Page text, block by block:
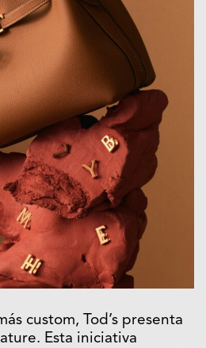
custom, Tod’s presenta
Esta iniciativa